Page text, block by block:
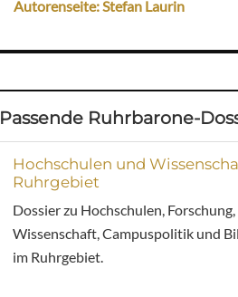
Autorenseite: Stefan Laurin
Passende Ruhrbarone-
Hochschulen und
Ruhrgebiet
Dossier zu Hochschulen, Forschung,
Wissenschaft, Campuspolitik und
im Ruhrgebiet.